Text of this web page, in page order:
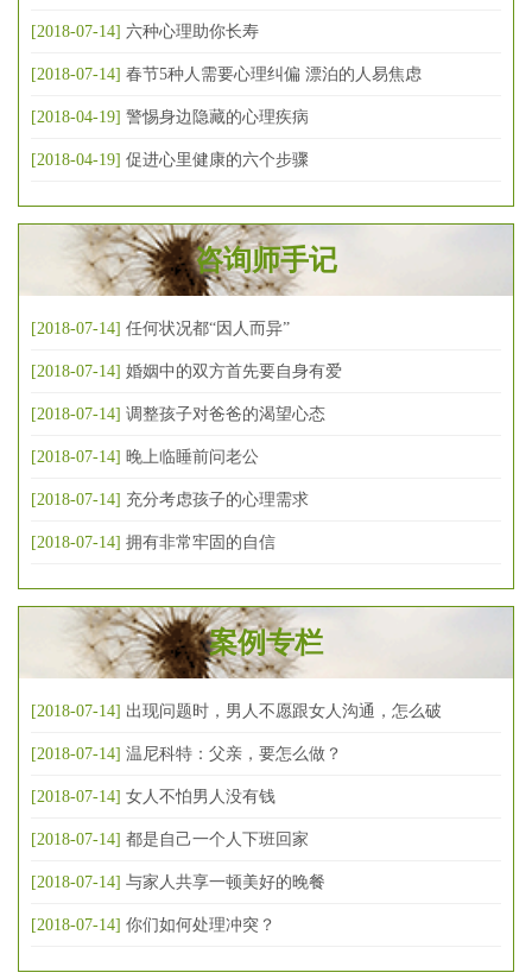
[2018-07-14] 六种心理助你长寿
[2018-07-14] 春节5种人需要心理纠偏 漂泊的人易焦虑
[2018-04-19] 警惕身边隐藏的心理疾病
[2018-04-19] 促进心里健康的六个步骤
咨询师手记
[2018-07-14] 任何状况都“因人而异”
[2018-07-14] 婚姻中的双方首先要自身有爱
[2018-07-14] 调整孩子对爸爸的渴望心态
[2018-07-14] 晚上临睡前问老公
[2018-07-14] 充分考虑孩子的心理需求
[2018-07-14] 拥有非常牢固的自信
案例专栏
[2018-07-14] 出现问题时，男人不愿跟女人沟通，怎么破
[2018-07-14] 温尼科特：父亲，要怎么做？
[2018-07-14] 女人不怕男人没有钱
[2018-07-14] 都是自己一个人下班回家
[2018-07-14] 与家人共享一顿美好的晚餐
[2018-07-14] 你们如何处理冲突？